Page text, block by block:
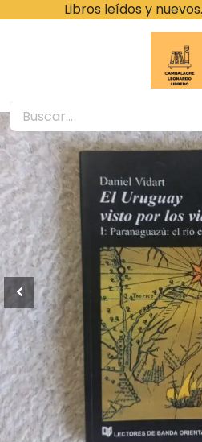
Libros leídos y